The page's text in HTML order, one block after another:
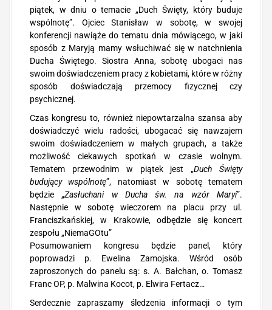
piątek, w dniu o temacie „Duch Święty, który buduje
wspólnotę”. Ojciec Stanisław w sobotę, w swojej
konferencji nawiąże do tematu dnia mówiącego, w jaki
sposób z Maryją mamy wsłuchiwać się w natchnienia
Ducha Świętego. Siostra Anna, sobotę ubogaci nas
swoim doświadczeniem pracy z kobietami, które w różny
sposób doświadczają przemocy fizycznej czy
psychicznej.
Czas kongresu to, również niepowtarzalna szansa aby
doświadczyć wielu radości, ubogacać się nawzajem
swoim doświadczeniem w małych grupach, a także
możliwość ciekawych spotkań w czasie wolnym.
Tematem przewodnim w piątek jest „Duch Święty
budujący wspólnotę”, natomiast w sobotę tematem
będzie „Zasłuchani w Ducha św. na wzór Maryi”.
Następnie w sobotę wieczorem na placu przy ul.
Franciszkańskiej, w Krakowie, odbędzie się koncert
zespołu „NiemaGOtu”
Posumowaniem kongresu będzie panel, który
poprowadzi p. Ewelina Zamojska. Wśród osób
zaproszonych do panelu są: s. A. Bałchan, o. Tomasz
Franc OP, p. Malwina Kocot, p. Elwira Fertacz…
Serdecznie zapraszamy śledzenia informacji o tym